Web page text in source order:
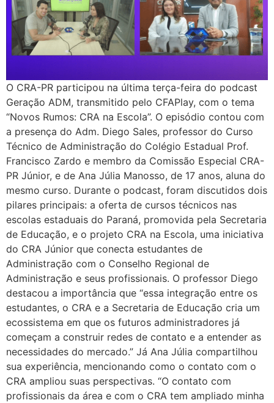
O CRA-PR participou na última terça-feira do podcast
Geração ADM, transmitido pelo CFAPlay, com o tema
“Novos Rumos: CRA na Escola”. O episódio contou com
a presença do Adm. Diego Sales, professor do Curso
Técnico de Administração do Colégio Estadual Prof.
Francisco Zardo e membro da Comissão Especial CRA-
PR Júnior, e de Ana Júlia Manosso, de 17 anos, aluna do
mesmo curso. Durante o podcast, foram discutidos dois
pilares principais: a oferta de cursos técnicos nas
escolas estaduais do Paraná, promovida pela Secretaria
de Educação, e o projeto CRA na Escola, uma iniciativa
do CRA Júnior que conecta estudantes de
Administração com o Conselho Regional de
Administração e seus profissionais. O professor Diego
destacou a importância que “essa integração entre os
estudantes, o CRA e a Secretaria de Educação cria um
ecossistema em que os futuros administradores já
começam a construir redes de contato e a entender as
necessidades do mercado.” Já Ana Júlia compartilhou
sua experiência, mencionando como o contato com o
CRA ampliou suas perspectivas. “O contato com
profissionais da área e com o CRA tem ampliado minha